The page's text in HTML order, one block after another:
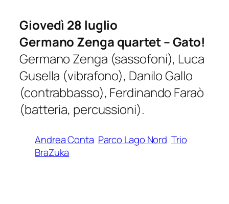
Giovedì 28 luglio
Germano Zenga quartet – Gato!
Germano Zenga (sassofoni), Luca
Gusella (vibrafono), Danilo Gallo
(contrabbasso), Ferdinando Faraò
(batteria, percussioni).
Andrea Conta Parco Lago Nord Trio
BraZuka